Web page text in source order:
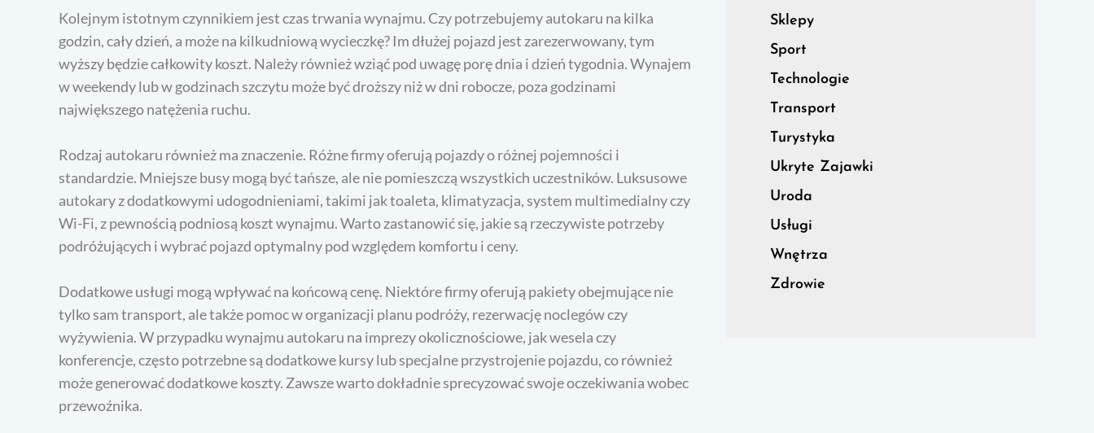
Kolejnym istotnym czynnikiem jest czas trwania wynajmu. Czy potrzebujemy autokaru na kilka
godzin, cały dzień, a może na kilkudniową wycieczkę? Im dłużej pojazd jest zarezerwowany, tym
wyższy będzie całkowity koszt. Należy również wziąć pod uwagę porę dnia i dzień tygodnia. Wynajem
w weekendy lub w godzinach szczytu może być droższy niż w dni robocze, poza godzinami
największego natężenia ruchu.
Rodzaj autokaru również ma znaczenie. Różne firmy oferują pojazdy o różnej pojemności i
standardzie. Mniejsze busy mogą być tańsze, ale nie pomieszczą wszystkich uczestników. Luksusowe
autokary z dodatkowymi udogodnieniami, takimi jak toaleta, klimatyzacja, system multimedialny czy
Wi-Fi, z pewnością podniosą koszt wynajmu. Warto zastanowić się, jakie są rzeczywiste potrzeby
podróżujących i wybrać pojazd optymalny pod względem komfortu i ceny.
Dodatkowe usługi mogą wpływać na końcową cenę. Niektóre firmy oferują pakiety obejmujące nie
tylko sam transport, ale także pomoc w organizacji planu podróży, rezerwację noclegów czy
wyżywienia. W przypadku wynajmu autokaru na imprezy okolicznościowe, jak wesela czy
konferencje, często potrzebne są dodatkowe kursy lub specjalne przystrojenie pojazdu, co również
może generować dodatkowe koszty. Zawsze warto dokładnie sprecyzować swoje oczekiwania wobec
przewoźnika.
Sklepy
Sport
Technologie
Transport
Turystyka
Ukryte Zajawki
Uroda
Usługi
Wnętrza
Zdrowie